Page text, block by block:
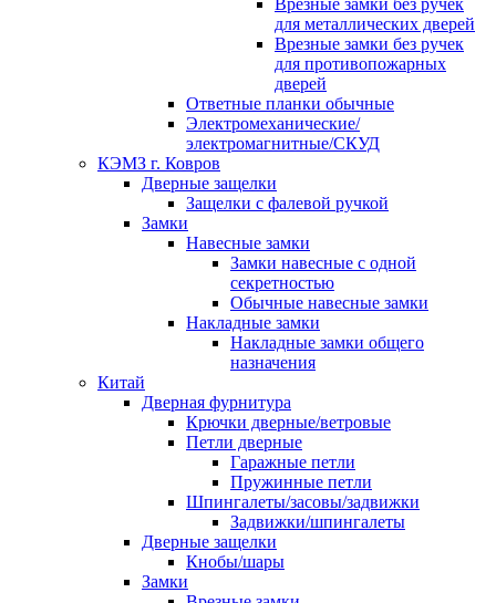
Врезные замки без ручек
для металлических дверей
Врезные замки без ручек
для противопожарных
дверей
Ответные планки обычные
Электромеханические/
электромагнитные/СКУД
КЭМЗ г. Ковров
Дверные защелки
Защелки с фалевой ручкой
Замки
Навесные замки
Замки навесные с одной
секретностью
Обычные навесные замки
Накладные замки
Накладные замки общего
назначения
Китай
Дверная фурнитура
Крючки дверные/ветровые
Петли дверные
Гаражные петли
Пружинные петли
Шпингалеты/засовы/задвижки
Задвижки/шпингалеты
Дверные защелки
Кнобы/шары
Замки